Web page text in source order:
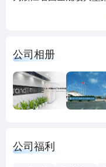
业，并于2023年9月8
品、电子特气、前驱体
拓展边界，延伸至更广
料）及相关零部件领域
封装等类型企业提供高
核，持续满足集成电路
公司相册
公司福利